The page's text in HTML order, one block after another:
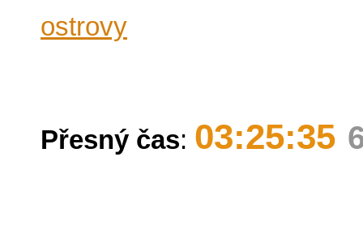
ostrovy
Přesný čas: 03:25:35